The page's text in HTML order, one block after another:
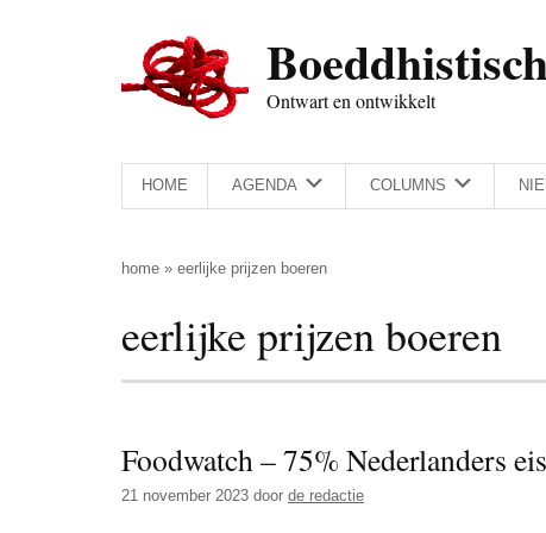
Ontwart en ontwikkelt
HOME AGENDA COLUMNS
home » eerlijke prijzen boeren
eerlijke prijzen boeren
Foodwatch – 75% Nederlanders
21 november 2023 door de redactie